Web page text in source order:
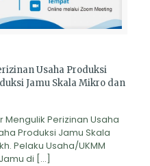
Usaha Produksi
Jamu Skala Mikro dan
Perizinan Usaha
Produksi Jamu Skala
Pelaku Usaha/UKMM
di […]